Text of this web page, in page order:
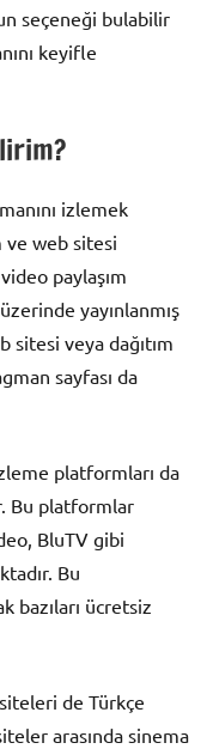
seçeneği bulabilir
keyifle
izlemek
ve web sitesi
paylaşım
yayınlanmış
sitesi veya dağıtım
sayfası da
platformları da
Bu platformlar
BluTV gibi
Bu
bazıları ücretsiz
de Türkçe
arasında sinema